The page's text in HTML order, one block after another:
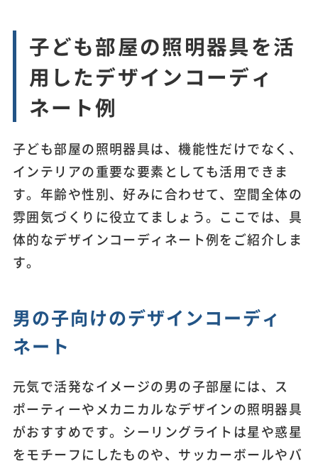
子ども部屋の照明器具を活
用したデザインコーディ
ネート例
子ども部屋の照明器具は、機能性だけでなく、
インテリアの重要な要素としても活用できま
す。年齢や性別、好みに合わせて、空間全体の
雰囲気づくりに役立てましょう。ここでは、具
体的なデザインコーディネート例をご紹介しま
す。
男の子向けのデザインコーディ
ネート
元気で活発なイメージの男の子部屋には、ス
ポーティーやメカニカルなデザインの照明器具
がおすすめです。シーリングライトは星や惑星
をモチーフにしたものや、サッカーボールやバ